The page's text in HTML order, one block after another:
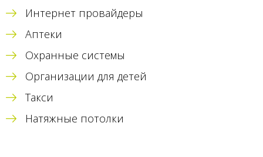
Интернет провайдеры
Аптеки
Охранные системы
Организации для детей
Такси
Натяжные потолки